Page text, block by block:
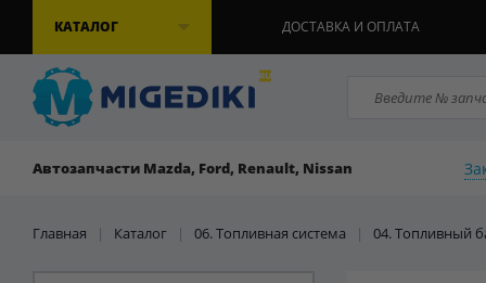
КАТАЛОГ ДОСТАВКА И ОПЛАТА
Автозапчасти Mazda, Ford, Renault, Nissan
Главная | Каталог | 06. Топливная система | 04. Топливный